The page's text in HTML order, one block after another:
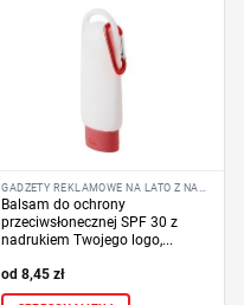
Balsam do ochrony
przeciwsłonecznej SPF 30 z
nadrukiem Twojego logo,...
8,45zł